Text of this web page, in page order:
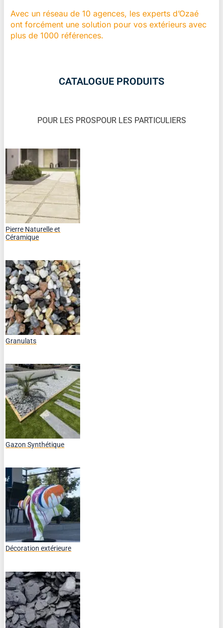
Avec un réseau de 10 agences, les experts d’Ozaé
ont forcément une solution pour vos extérieurs avec
plus de 1000 références.
CATALOGUE PRODUITS
POUR LES PROSPOUR LES PARTICULIERS
Pierre Naturelle et
Céramique
Granulats
Gazon Synthétique
Décoration extérieure